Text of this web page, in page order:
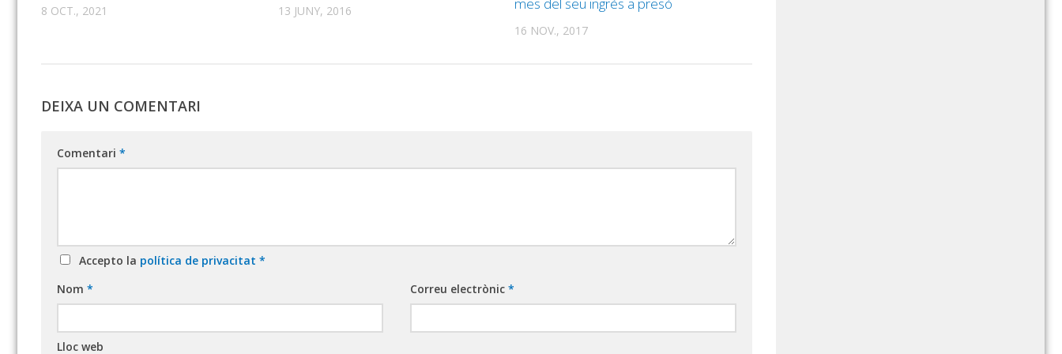
8 OCT., 2021 13 JUNY, 2016
16 NOV., 2017
DEIXA UN COMENTARI
Comentari *
Accepto la política de privacitat *
Nom * Correu electrònic*
Lloc web